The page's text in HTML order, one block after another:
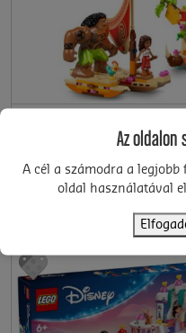
LEGO® Disney - A
32 320 Ft
Az oldalon
A cél a számodra a
oldal használatával